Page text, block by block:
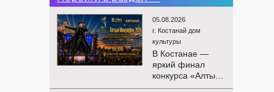
05.08.2026
г. Костанай дом
культуры
В Костанае —
яркий финал
конкурса «Алтын
Микрофон-2026»!